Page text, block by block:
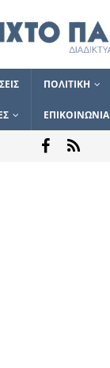
ΠΟΛΙΤΙΚΗ
ΕΠΙΚΟΙΝΩΝΙΑ